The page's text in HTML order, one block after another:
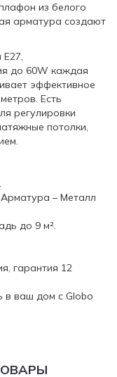
из белого
арматура создают
до 60W каждая
эффективное
Есть
регулировки
потолки,
– Металл
до 9 м².
гарантия 12
в ваш дом с Globo